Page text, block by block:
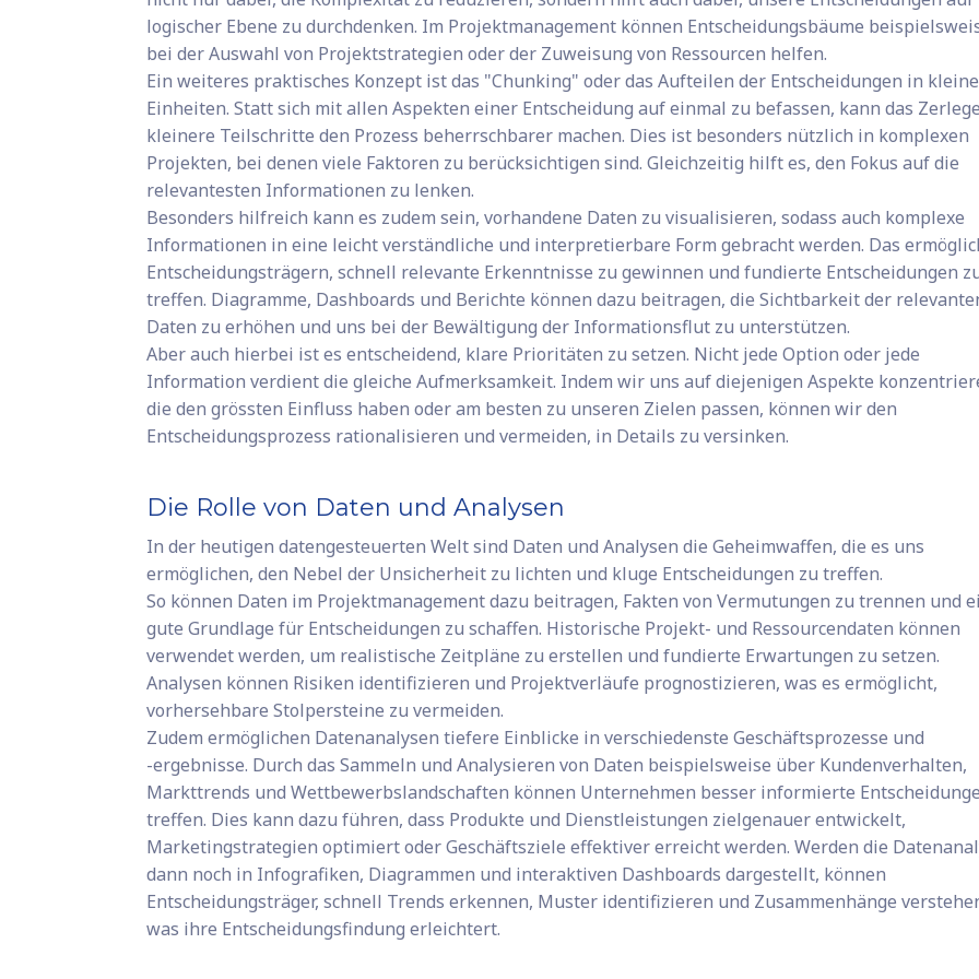
logischer Ebene zu durchdenken. Im Projektmanagement können Entscheidungsbäume
bei der Auswahl von Projektstrategien oder der Zuweisung von Ressourcen helfen.
Ein weiteres praktisches Konzept ist das "Chunking" oder das Aufteilen der Entscheidungen in
Einheiten. Statt sich mit allen Aspekten einer Entscheidung auf einmal zu befassen, kann das
kleinere Teilschritte den Prozess beherrschbarer machen. Dies ist besonders nützlich in komplexen
Projekten, bei denen viele Faktoren zu berücksichtigen sind. Gleichzeitig hilft es, den Fokus auf die
relevantesten Informationen zu lenken.
Besonders hilfreich kann es zudem sein, vorhandene Daten zu visualisieren, sodass auch komplexe
Informationen in eine leicht verständliche und interpretierbare Form gebracht werden. Das
Entscheidungsträgern, schnell relevante Erkenntnisse zu gewinnen und fundierte Entscheidungen
treffen. Diagramme, Dashboards und Berichte können dazu beitragen, die Sichtbarkeit der
Daten zu erhöhen und uns bei der Bewältigung der Informationsflut zu unterstützen.
Aber auch hierbei ist es entscheidend, klare Prioritäten zu setzen. Nicht jede Option oder jede
Information verdient die gleiche Aufmerksamkeit. Indem wir uns auf diejenigen Aspekte
die den grössten Einfluss haben oder am besten zu unseren Zielen passen, können wir den
Entscheidungsprozess rationalisieren und vermeiden, in Details zu versinken.
Die Rolle von Daten und Analysen
In der heutigen datengesteuerten Welt sind Daten und Analysen die Geheimwaffen, die es uns
ermöglichen, den Nebel der Unsicherheit zu lichten und kluge Entscheidungen zu treffen.
So können Daten im Projektmanagement dazu beitragen, Fakten von Vermutungen zu trennen und
gute Grundlage für Entscheidungen zu schaffen. Historische Projekt- und Ressourcendaten können
verwendet werden, um realistische Zeitpläne zu erstellen und fundierte Erwartungen zu setzen.
Analysen können Risiken identifizieren und Projektverläufe prognostizieren, was es ermöglicht,
vorhersehbare Stolpersteine zu vermeiden.
Zudem ermöglichen Datenanalysen tiefere Einblicke in verschiedenste Geschäftsprozesse und
-ergebnisse. Durch das Sammeln und Analysieren von Daten beispielsweise über Kundenverhalten,
Markttrends und Wettbewerbslandschaften können Unternehmen besser informierte
treffen. Dies kann dazu führen, dass Produkte und Dienstleistungen zielgenauer entwickelt,
Marketingstrategien optimiert oder Geschäftsziele effektiver erreicht werden. Werden die
dann noch in Infografiken, Diagrammen und interaktiven Dashboards dargestellt, können
Entscheidungsträger, schnell Trends erkennen, Muster identifizieren und Zusammenhänge
was ihre Entscheidungsfindung erleichtert.